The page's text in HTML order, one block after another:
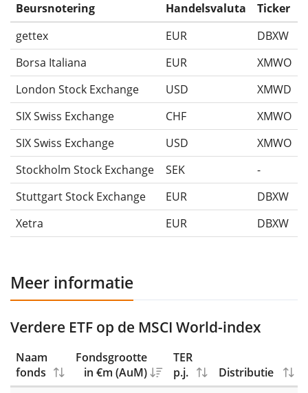
Beursnotering Handelsvaluta
Ticker
gettex
EUR
DBXW
Borsa Italiana
EUR
XMWO
London Stock Exchange
USD
XMWD
SIX Swiss Exchange
CHF
XMWO
SIX Swiss Exchange
USD
XMWO
Stockholm Stock Exchange
SEK
-
Stuttgart Stock Exchange
EUR
DBXW
Xetra
EUR DBXW
Meer informatie
Verdere ETF op de MSCI World-index
Naam
fonds
Fondsgrootte
in €m (AuM)
TER
p.j.
Distributie